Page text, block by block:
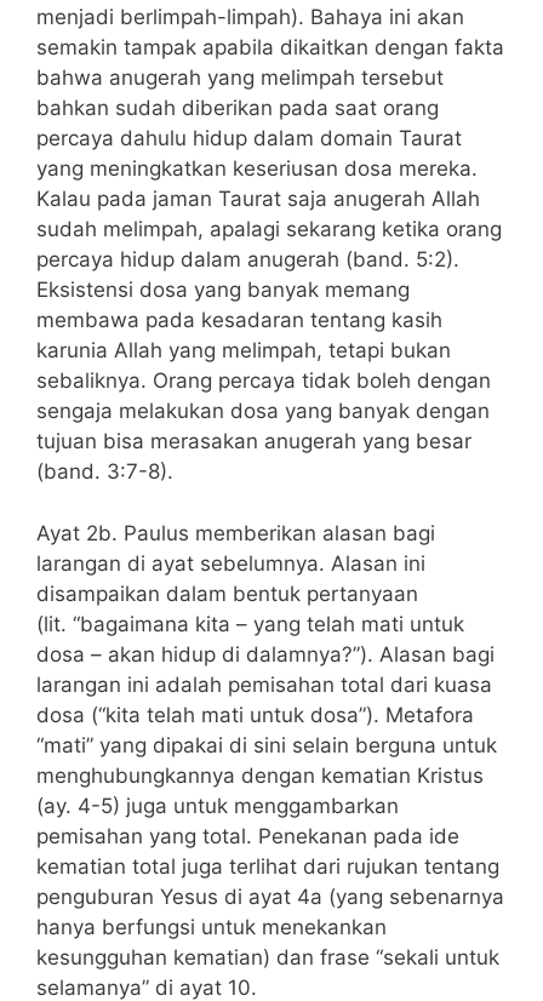
menjadi berlimpah-limpah). Bahaya ini akan
semakin tampak apabila dikaitkan dengan fakta
bahwa anugerah yang melimpah tersebut
bahkan sudah diberikan pada saat orang
percaya dahulu hidup dalam domain Taurat
yang meningkatkan keseriusan dosa mereka.
Kalau pada jaman Taurat saja anugerah Allah
sudah melimpah, apalagi sekarang ketika orang
percaya hidup dalam anugerah (band. 5:2).
Eksistensi dosa yang banyak memang
membawa pada kesadaran tentang kasih
karunia Allah yang melimpah, tetapi bukan
sebaliknya. Orang percaya tidak boleh dengan
sengaja melakukan dosa yang banyak dengan
tujuan bisa merasakan anugerah yang besar
(band. 3:7-8).
Ayat 2b. Paulus memberikan alasan bagi
larangan di ayat sebelumnya. Alasan ini
disampaikan dalam bentuk pertanyaan
(lit. “bagaimana kita – yang telah mati untuk
dosa – akan hidup di dalamnya?”). Alasan bagi
larangan ini adalah pemisahan total dari kuasa
dosa (“kita telah mati untuk dosa”). Metafora
“mati” yang dipakai di sini selain berguna untuk
menghubungkannya dengan kematian Kristus
(ay. 4-5) juga untuk menggambarkan
pemisahan yang total. Penekanan pada ide
kematian total juga terlihat dari rujukan tentang
penguburan Yesus di ayat 4a (yang sebenarnya
hanya berfungsi untuk menekankan
kesungguhan kematian) dan frase “sekali untuk
selamanya” di ayat 10.